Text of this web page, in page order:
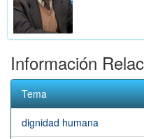
Información
Tema
dignidad humana